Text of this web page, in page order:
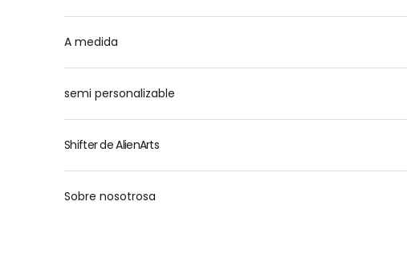
A medida
semi personalizable
Shifter de AlienArts
Sobre nosotrosa
Marca,